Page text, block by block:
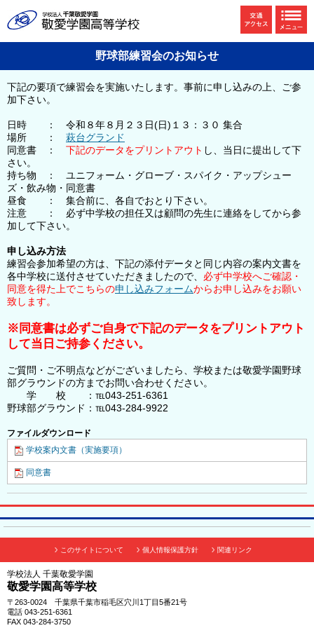
野球部練習会のお知らせ
下記の要項で練習会を実施いたします。事前に申し込みの上、ご参
加下さい。
日時 ： 令和８年８月２３日(日)１３：３０ 集合
場所 ： 萩台グランド
同意書 ： 下記のデータをプリントアウト し、当日に提出して下
さい。
持ち物 ： ユニフォーム・グローブ・スパイク・アップシュー
ズ・飲み物・同意書
昼食 ： 集合前に、各自でおとり下さい。
注意 ： 必ず中学校の担任又は顧問の先生に連絡をしてから参
加して下さい。
申し込み方法
練習会参加希望の方は、下記の添付データと同じ内容の案内文書を
各中学校に送付させていただきましたので、 必ず中学校へご確認・
同意を得た上でこちらの申し込みフォームからお申し込みをお願い
致します。
※同意書は必ずご自身で下記のデータをプリントアウト
して当日ご持参ください。
ご質問・ご不明点などがございましたら、学校または敬愛学園野球
部グラウンドの方までお問い合わせください。
学 校 ：℡043-251-6361
野球部グラウンド：℡043-284-9922
ファイルダウンロード
学校案内文書（実施要項）
同意書
このサイトについて 個人情報保護方針 関連リンク
学校法人 千葉敬愛学園
敬愛学園高等学校
〒263-0024 千葉県千葉市稲毛区穴川1丁目5番21号
電話 043-251-6361
FAX 043-284-3750